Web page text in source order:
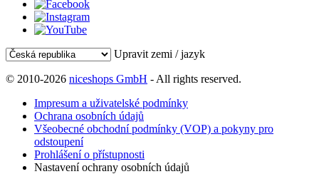
Upravit zemi / jazyk
© 2010-2026 niceshops GmbH - All rights reserved.
Impresum a uživatelské podmínky
Ochrana osobních údajů
Všeobecné obchodní podmínky (VOP) a pokyny pro
odstoupení
Prohlášení o přístupnosti
Nastavení ochrany osobních údajů